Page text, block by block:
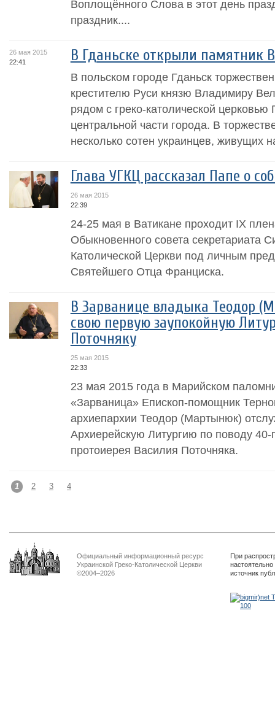
Воплощённого Слова в этот день
праздник....
26 мая 2015
22:41
В Гданьске открыли памятник
В польском городе Гданьск
крестителю Руси князю Владимиру
рядом с греко-католической
центральной части города. В
несколько сотен украинцев, живущих
Глава УГКЦ рассказал Папе о
26 мая 2015
22:39
24-25 мая в Ватикане проходит IX
Обыкновенного совета секретариата
Католической Церкви под личным
Святейшего Отца Франциска.
В Зарванице владыка Теодор
свою первую заупокойную
Поточняку
25 мая 2015
22:33
23 мая 2015 года в Марийском
«Зарваница» Епископ-помощник
архиепархии Теодор (Мартынюк)
Архиерейскую Литургию по поводу 40-
протоиерея Василия Поточняка.
1 2 3 4
Официальный информационный ресурс
Украинской Греко-Католической Церкви
©2004–2026
При
источник